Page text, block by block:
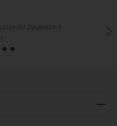
ist begeistert
.